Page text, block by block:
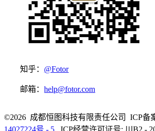
知乎： @Fotor
邮箱：help@fotor.com
©2026 成都恒图科技有限责任公司 ICP备
14027224号 - 5 ICP经营许可证号: 川B2 -